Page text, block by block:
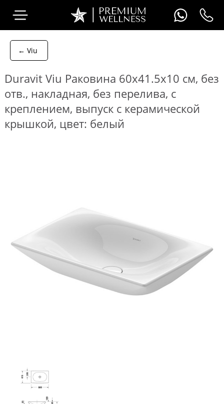
← Viu
Duravit Viu Раковина 60х41.5х10 см, без
отв., накладная, без перелива, с
креплением, выпуск с керамической
крышкой, цвет: белый